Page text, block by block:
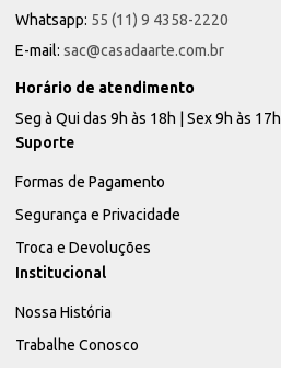
Whatsapp: 55 (11) 9 4358-2220
E-mail: sac@casadaarte.com.br
Horário de atendimento
Seg à Qui das 9h às 18h | Sex 9h às 17h
Suporte
Formas de Pagamento
Segurança e Privacidade
Troca e Devoluções
Institucional
Nossa História
Trabalhe Conosco